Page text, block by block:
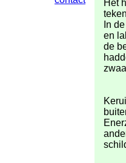
Het
In
en
de